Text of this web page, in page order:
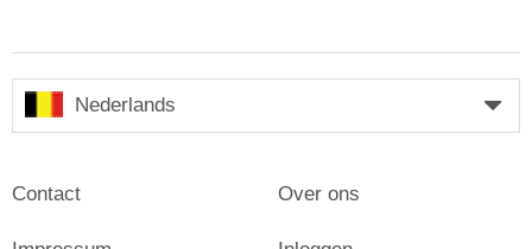
Nederlands
Contact Over ons